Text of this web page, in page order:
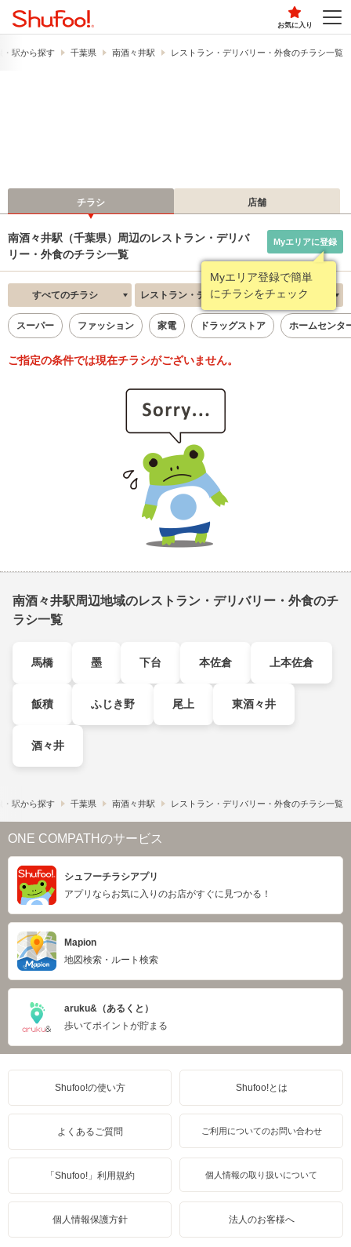
お気に入り
・駅から探す 千葉県 南酒々井駅 レストラン・デリバリー・外食のチラシ一覧
チラシ 店舗
南酒々井駅（千葉県）周辺のレストラン・デリバ
リー・外食のチラシ一覧
Myエリア登録で簡単
にチラシをチェック
Myエリアに登録
すべてのチラシ レストラン・デリバリー・外食 新着順
スーパー ファッション 家電 ドラッグストア ホームセンタ
ご指定の条件では現在チラシがございません。
南酒々井駅周辺地域のレストラン・デリバリー・外食のチ
ラシ一覧
馬橋 墨 下台 本佐倉 上本佐倉
飯積 ふじき野 尾上 東酒々井
酒々井
・駅から探す 千葉県 南酒々井駅 レストラン・デリバリー・外食のチラシ一覧
ONE COMPATHのサービス
シュフーチラシアプリ
アプリならお気に入りのお店がすぐに見つかる！
Mapion
地図検索・ルート検索
aruku&（あるくと）
歩いてポイントが貯まる
Shufoo!の使い方 Shufoo!とは
よくあるご質問 ご利用についてのお問い合わせ
「Shufoo!」利用規約 個人情報の取り扱いについて
個人情報保護方針 法人のお客様へ